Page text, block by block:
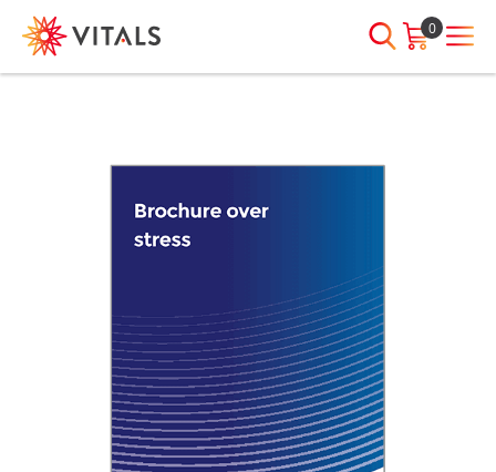
0
ndien we je ergens mee kunnen
helpen, neem dan contact met
Wachtwoord
Wachtwoord
vergeten?
Toon
wachtwoord
Blijf ingelogd